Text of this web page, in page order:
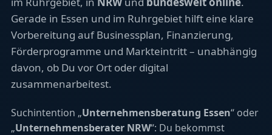
Gerade in Essen und im Ruhrgebiet hilft eine klare
Vorbereitung auf Businessplan, Finanzierung,
Förderprogramme und Markteintritt – unabhängig
davon, ob Du vor Ort oder digital
zusammenarbeitest.
Suchintention „Unternehmensberatung Essen“ oder
„Unternehmensberater NRW“: Du bekommst